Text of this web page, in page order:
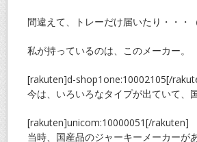
間違えて、トレーだけ届いたり・・・
私が持っているのは、このメーカー。
[rakuten]d-shop1one:10002105[/
今は、いろいろなタイプが出ていて、
[rakuten]unicom:10000051[/rakuten]
当時、国産品のジャーキーメーカーが